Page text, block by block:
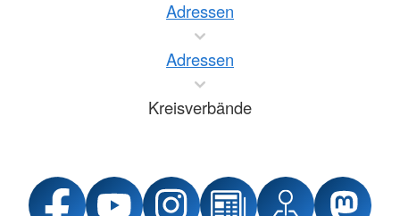
Adressen
Adressen
Kreisverbände